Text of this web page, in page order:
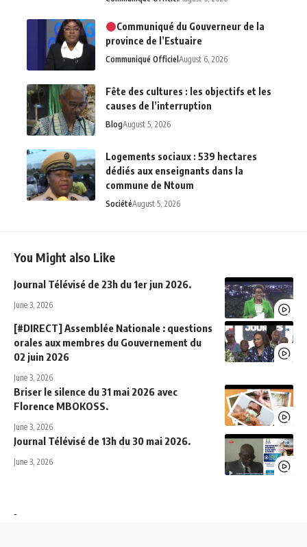
Communiqué du Gouverneur de la
province de l’Estuaire
Communiqué Officiel August 6, 2026
Fête des cultures : les objectifs et les
causes de l’interruption
BlogAugust 5, 2026
Logements sociaux : 539 hectares
dédiés aux enseignants dans la
commune de Ntoum
SociétéAugust 5, 2026
You Might also Like
Journal Télévisé de 23h du 1er jun 2026.
June 3, 2026
[#DIRECT] Assemblée Nationale : questions
orales aux membres du Gouvernement du
02 juin 2026
June 3, 2026
Briser le silence du 31 mai 2026 avec
Florence MBOKOSS.
June 3, 2026
Journal Télévisé de 13h du 30 mai 2026.
June 3, 2026
-